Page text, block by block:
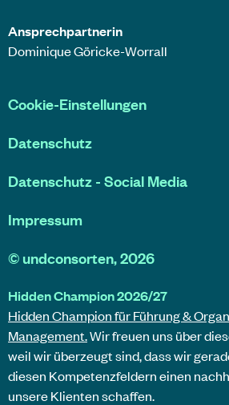
Ansprechpartnerin
Dominique Göricke-Worrall
Cookie-Einstellungen
Datenschutz
Datenschutz - Social Media
Impressum
© undconsorten, 2026
Hidden Champion 2026/27
Hidden Champion für Führung &
Management.Wir freuen uns über
weil wir überzeugt sind, dass wir
diesen Kompetenzfeldern einen
unsere Klienten schaffen.